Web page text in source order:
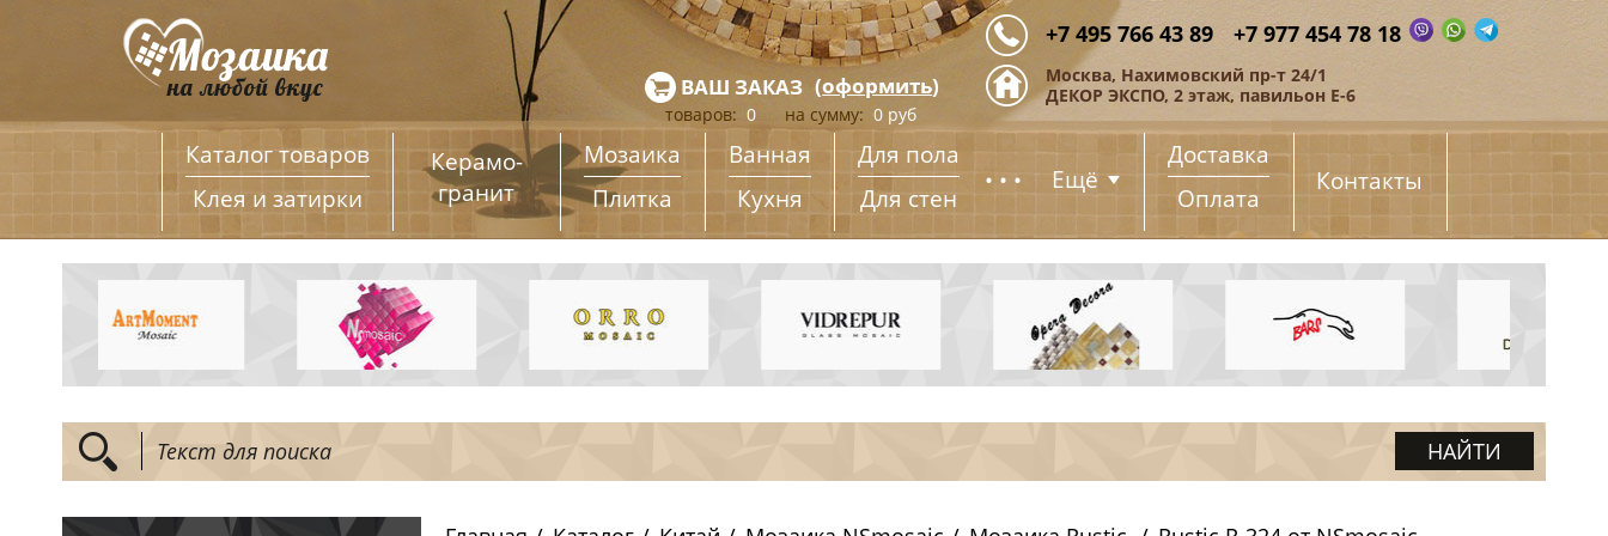
+7 495 766 43 89 +7 977 454 78 18
Москва, Нахимовский пр-т 24/1
ДЕКОР ЭКСПО, 2 этаж, павильон Е-6
ВАШ ЗАКАЗ (оформить)
товаров: 0 на сумму: 0 руб
Каталог товаров
Клея и затирки
Керамо­
гранит
Мозаика
Плитка
Ванная
Кухня
Для пола
Для стен
... Ещё
Доставка
Оплата
Контакты